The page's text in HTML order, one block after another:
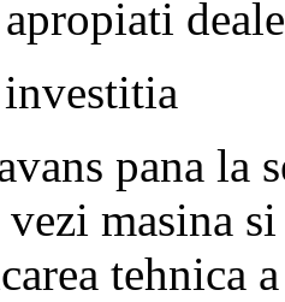
pana la
masina si
tehnica